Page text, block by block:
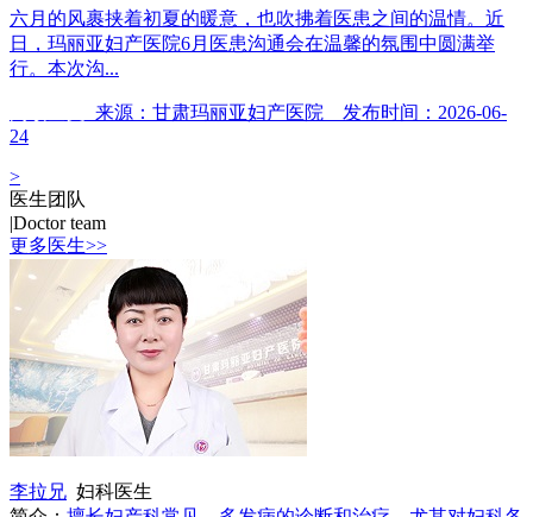
六月的风裹挟着初夏的暖意，也吹拂着医患之间的温情。近
日，玛丽亚妇产医院6月医患沟通会在温馨的氛围中圆满举
行。本次沟...
来源：甘肃玛丽亚妇产医院 发布时间：2026-06-
24
>
医生团队
|Doctor team
更多医生>>
李拉兄 妇科医生